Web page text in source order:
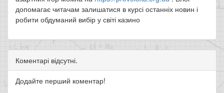
допомагає читачам залишатися в курсі останніх новин і
робити обдуманий вибір у світі казино
Коментарі відсутні.
Додайте перший коментар!